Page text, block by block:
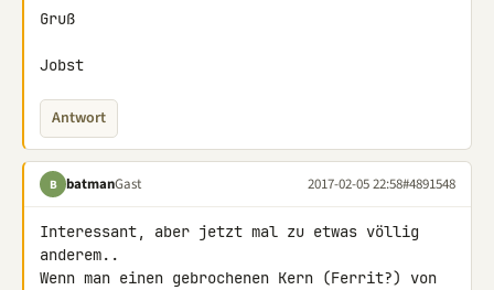
Gruß
Jobst
Antwort
B batmanGast 2017-02-05 22:58#4891548
Interessant, aber jetzt mal zu etwas völlig
anderem..
Wenn man einen gebrochenen Kern (Ferrit?) von